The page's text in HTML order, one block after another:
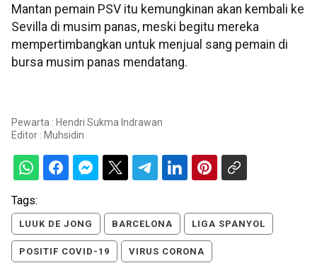
Mantan pemain PSV itu kemungkinan akan kembali ke
Sevilla di musim panas, meski begitu mereka
mempertimbangkan untuk menjual sang pemain di
bursa musim panas mendatang.
Pewarta : Hendri Sukma Indrawan
Editor : Muhsidin
Tags:
LUUK DE JONG BARCELONA LIGA SPANYOL
POSITIF COVID-19 VIRUS CORONA